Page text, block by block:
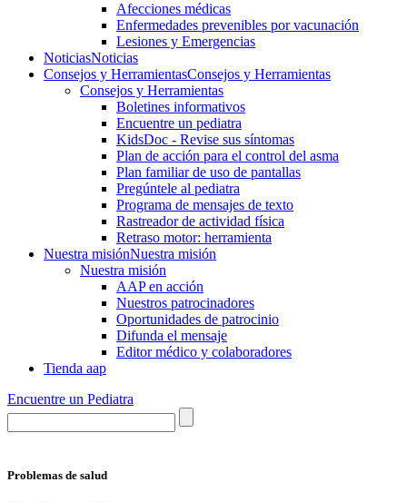
Afecciones médicas
Enfermedades prevenibles por vacunación
Lesiones y Emergencias
NoticiasNoticias
Consejos y HerramientasConsejos y Herramientas
Consejos y Herramientas
Boletines informativos
Encuentre un pediatra
KidsDoc - Revise sus síntomas
Plan de acción para el control del asma
Plan familiar de uso de pantallas
Pregúntele al pediatra
Programa de mensajes de texto
Rastre​​ador de activida​d física
Retraso motor: herramienta
Nuestra misiónNuestra misión
Nuestra misión
AAP en acción
Nuestros patrocinadores
Oportunidades de patrocinio
Difunda el mensaje
Editor médico y colaboradores
Tienda aap
Encuentre un Pediatra
Problemas de salud